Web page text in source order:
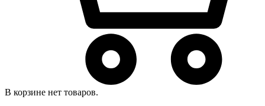
В корзине нет товаров.